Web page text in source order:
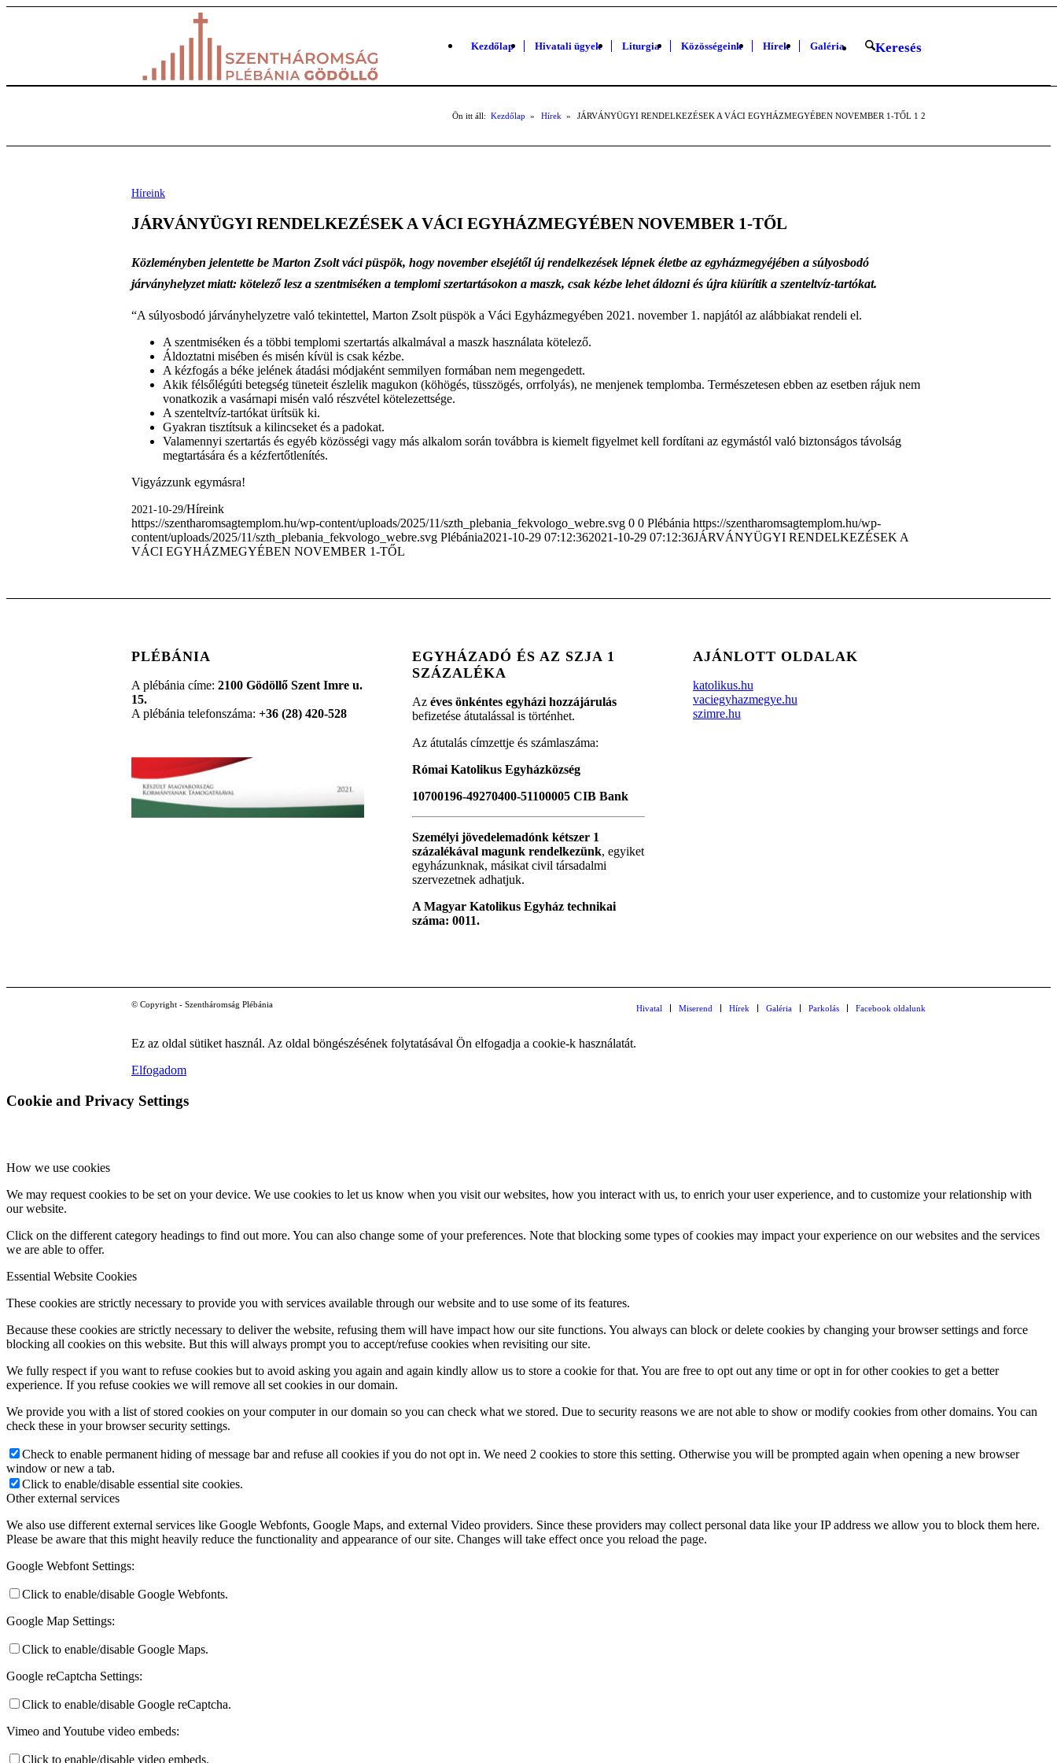
Kezdőlap Hivatali ügyek Liturgia Közösségeink Hírek Galéria Keresés
Ön itt áll: Kezdőlap 1
» Hírek 2
» JÁRVÁNYÜGYI RENDELKEZÉSEK A VÁCI EGYHÁZMEGYÉBEN NOVEMBER 1-TŐL
Híreink
JÁRVÁNYÜGYI RENDELKEZÉSEK A VÁCI EGYHÁZMEGYÉBEN NOVEMBER 1-TŐL
Közleményben jelentette be Marton Zsolt váci püspök, hogy november elsejétől új rendelkezések lépnek életbe az egyházmegyéjében a súlyosbodó
járványhelyzet miatt: kötelező lesz a szentmiséken a templomi szertartásokon a maszk, csak kézbe lehet áldozni és újra kiürítik a szenteltvíz-tartókat.
“A súlyosbodó járványhelyzetre való tekintettel, Marton Zsolt püspök a Váci Egyházmegyében 2021. november 1. napjától az alábbiakat rendeli el.
A szentmiséken és a többi templomi szertartás alkalmával a maszk használata kötelező.
Áldoztatni misében és misén kívül is csak kézbe.
A kézfogás a béke jelének átadási módjaként semmilyen formában nem megengedett.
Akik félsőlégúti betegség tüneteit észlelik magukon (köhögés, tüsszögés, orrfolyás), ne menjenek templomba. Természetesen ebben az esetben rájuk nem
vonatkozik a vasárnapi misén való részvétel kötelezettsége.
A szenteltvíz-tartókat ürítsük ki.
Gyakran tisztítsuk a kilincseket és a padokat.
Valamennyi szertartás és egyéb közösségi vagy más alkalom során továbbra is kiemelt figyelmet kell fordítani az egymástól való biztonságos távolság
megtartására és a kézfertőtlenítés.
Vigyázzunk egymásra!
2021-10-29/Híreink
https://szentharomsagtemplom.hu/wp-content/uploads/2025/11/szth_plebania_fekvologo_webre.svg 0 0 Plébánia https://szentharomsagtemplom.hu/wp-
content/uploads/2025/11/szth_plebania_fekvologo_webre.svg Plébánia2021-10-29 07:12:362021-10-29 07:12:36JÁRVÁNYÜGYI RENDELKEZÉSEK A
VÁCI EGYHÁZMEGYÉBEN NOVEMBER 1-TŐL
PLÉBÁNIA
A plébánia címe: 2100 Gödöllő Szent Imre u.
15.
A plébánia telefonszáma: +36 (28) 420-528
EGYHÁZADÓ ÉS AZ SZJA 1
SZÁZALÉKA
Az éves önkéntes egyházi hozzájárulás
befizetése átutalással is történhet.
Az átutalás címzettje és számlaszáma:
Római Katolikus Egyházközség
10700196-49270400-51100005 CIB Bank
Személyi jövedelemadónk kétszer 1
százalékával magunk rendelkezünk, egyiket
egyházunknak, másikat civil társadalmi
szervezetnek adhatjuk.
A Magyar Katolikus Egyház technikai
száma: 0011.
AJÁNLOTT OLDALAK
katolikus.hu
vaciegyhazmegye.hu
szimre.hu
© Copyright - Szentháromság Plébánia Hivatal Miserend Hírek Galéria Parkolás Facebook oldalunk
Ez az oldal sütiket használ. Az oldal böngészésének folytatásával Ön elfogadja a cookie-k használatát.
Elfogadom
Cookie and Privacy Settings
How we use cookies
We may request cookies to be set on your device. We use cookies to let us know when you visit our websites, how you interact with us, to enrich your user experience, and to customize your relationship with
our website.
Click on the different category headings to find out more. You can also change some of your preferences. Note that blocking some types of cookies may impact your experience on our websites and the services
we are able to offer.
Essential Website Cookies
These cookies are strictly necessary to provide you with services available through our website and to use some of its features.
Because these cookies are strictly necessary to deliver the website, refusing them will have impact how our site functions. You always can block or delete cookies by changing your browser settings and force
blocking all cookies on this website. But this will always prompt you to accept/refuse cookies when revisiting our site.
We fully respect if you want to refuse cookies but to avoid asking you again and again kindly allow us to store a cookie for that. You are free to opt out any time or opt in for other cookies to get a better
experience. If you refuse cookies we will remove all set cookies in our domain.
We provide you with a list of stored cookies on your computer in our domain so you can check what we stored. Due to security reasons we are not able to show or modify cookies from other domains. You can
check these in your browser security settings.
Check to enable permanent hiding of message bar and refuse all cookies if you do not opt in. We need 2 cookies to store this setting. Otherwise you will be prompted again when opening a new browser
window or new a tab.
Click to enable/disable essential site cookies.
Other external services
We also use different external services like Google Webfonts, Google Maps, and external Video providers. Since these providers may collect personal data like your IP address we allow you to block them here.
Please be aware that this might heavily reduce the functionality and appearance of our site. Changes will take effect once you reload the page.
Google Webfont Settings:
Click to enable/disable Google Webfonts.
Google Map Settings:
Click to enable/disable Google Maps.
Google reCaptcha Settings:
Click to enable/disable Google reCaptcha.
Vimeo and Youtube video embeds:
Click to enable/disable video embeds.